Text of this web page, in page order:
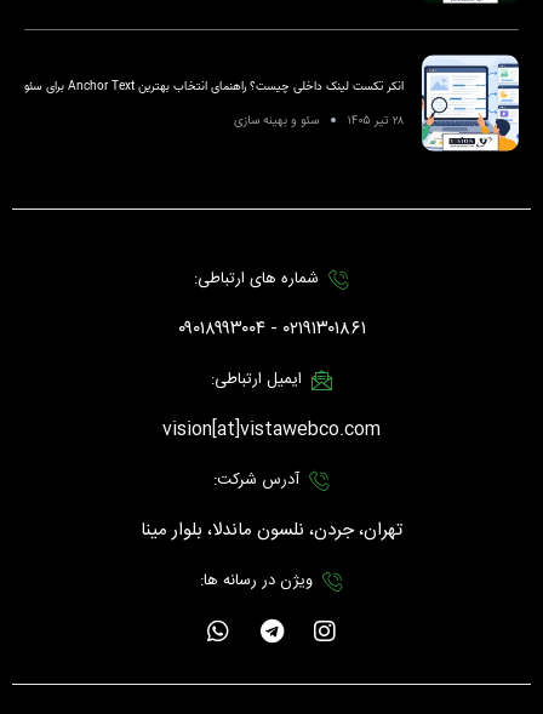
انکر تکست لینک داخلی چیست؟ راهنمای انتخاب بهترین Anchor Text برای سئو
۲۸ تیر ۱۴۰۵
سئو و بهینه سازی
شماره های ارتباطی:
۰۲۱۹۱۳۰۱۸۶۱ - ۰۹۰۱۸۹۹۳۰۰۴
ایمیل ارتباطی:
vision[at]vistawebco.com
آدرس شرکت:
تهران، جردن، نلسون ماندلا، بلوار مینا
ویژن در رسانه ها:
I
n
s
T
e
l
W
h
a